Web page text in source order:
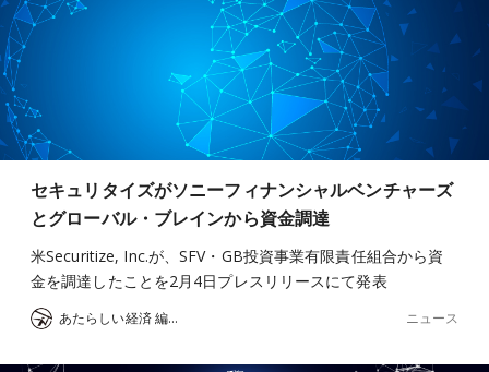
セキュリタイズがソニーフィナンシャルベンチャーズ
とグローバル・ブレインから資金調達
米Securitize, Inc.が、SFV・GB投資事業有限責任組合から資
金を調達したことを2月4日プレスリリースにて発表
あたらしい経済 編集部 ニュース